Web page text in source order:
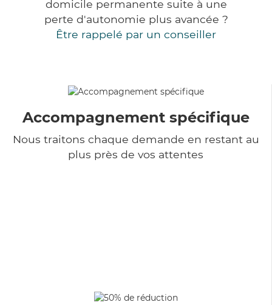
domicile permanente suite à une
perte d'autonomie plus avancée ?
Être rappelé par un conseiller
Accompagnement spécifique
Nous traitons chaque demande en restant au
plus près de vos attentes